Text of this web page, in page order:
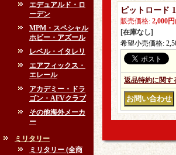
エデュアルド・ロ
ーデン
MPM・スペシャル
ホビー・アズール
レベル・イタレリ
エアフィックス・
エレール
アカデミー・ドラ
ゴン・AFVクラブ
その他海外メーカ
ー
ミリタリー
ミリタリー (全商
ピットロード
販売価格: 2,000円
[在庫なし]
希望小売価格:
返品特約に関す